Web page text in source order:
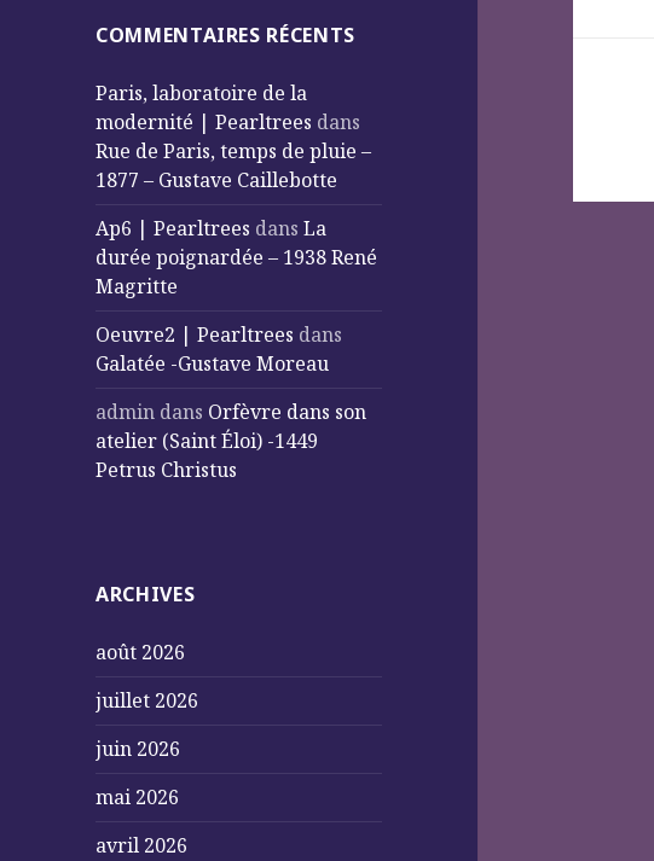
COMMENTAIRES RÉCENTS
Paris, laboratoire de la
modernité | Pearltrees dans
Rue de Paris, temps de pluie –
1877 – Gustave Caillebotte
Ap6 | Pearltrees dansLa
durée poignardée – 1938 René
Magritte
Oeuvre2 | Pearltrees dans
Galatée -Gustave Moreau
admin dans Orfèvre dans son
atelier (Saint Éloi) -1449
Petrus Christus
ARCHIVES
août 2026
juillet 2026
juin 2026
mai 2026
avril 2026